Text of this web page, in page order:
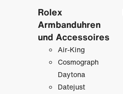
Rolex
Armbanduhren
und Accessoires
Air-King
Cosmograph
Daytona
Datejust